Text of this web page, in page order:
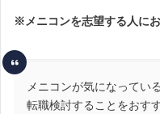
※メニコンを志望する人に
メニコンが気になってい
転職検討することをおす